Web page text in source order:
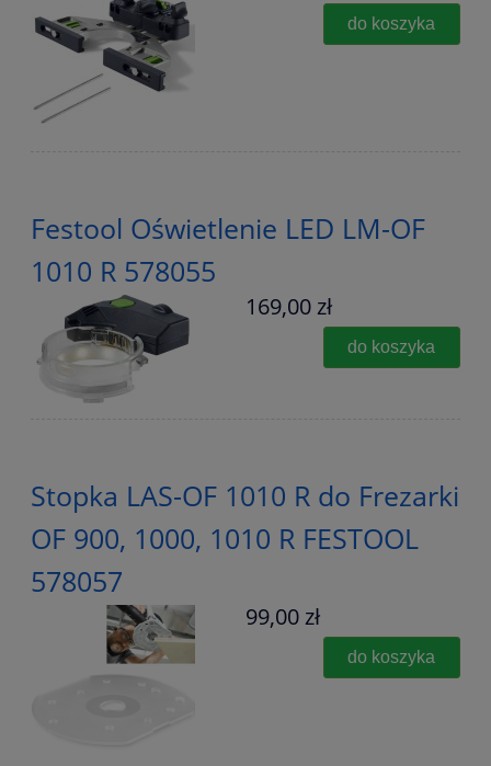
do koszyka
Festool Oświetlenie LED LM-OF
1010 R 578055
169,00 zł
do koszyka
Stopka LAS-OF 1010 R do Frezarki
OF 900, 1000, 1010 R FESTOOL
578057
99,00 zł
do koszyka